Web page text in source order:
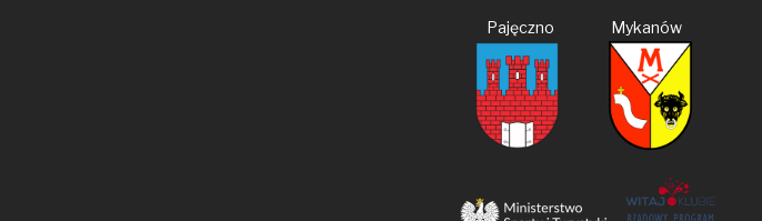
Pajęczno Mykanów